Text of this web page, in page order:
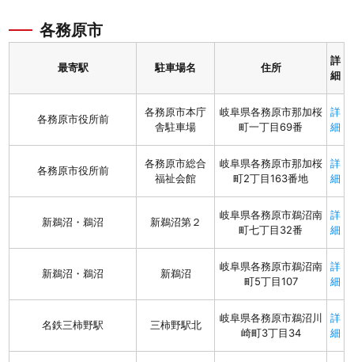
各務原市
最寄駅 駐車場名 住所
詳
細
各務原市役所前
各務原市本庁
舎駐車場
岐阜県各務原市那加桜
町一丁目69番
詳
細
各務原市役所前
各務原市総合
福祉会館
岐阜県各務原市那加桜
町2丁目163番地
詳
細
新鵜沼・鵜沼 新鵜沼第２
岐阜県各務原市鵜沼南
町七丁目32番
詳
細
新鵜沼・鵜沼 新鵜沼
岐阜県各務原市鵜沼南
町5丁目107
詳
細
名鉄三柿野駅 三柿野駅北
岐阜県各務原市鵜沼川
崎町3丁目34
詳
細